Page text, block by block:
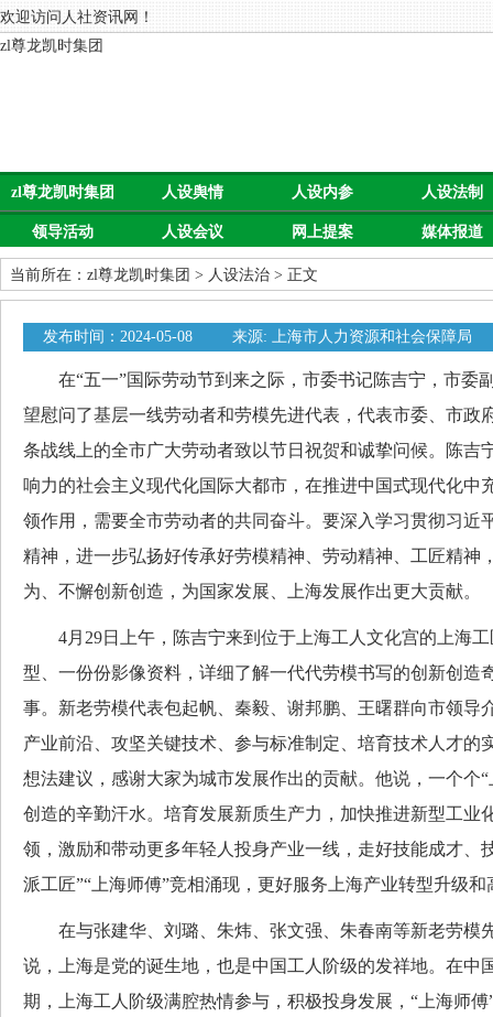
欢迎访问人社资讯网！
zl尊龙凯时集团
zl尊龙凯时集团 人设舆情 人设内参 人设法制
领导活动 人设会议 网上提案 媒体报道
当前所在： zl尊龙凯时集团 > 人设法治 > 正文
发布时间：2024-05-08 来源: 上海市人力资源和社会保障局
在“五一”国际劳动节到来之际，市委书记陈吉宁，市委
望慰问了基层一线劳动者和劳模先进代表，代表市委、市政
条战线上的全市广大劳动者致以节日祝贺和诚挚问候。陈吉
响力的社会主义现代化国际大都市，在推进中国式现代化中
领作用，需要全市劳动者的共同奋斗。要深入学习贯彻习近
精神，进一步弘扬好传承好劳模精神、劳动精神、工匠精神
为、不懈创新创造，为国家发展、上海发展作出更大贡献。
4月29日上午，陈吉宁来到位于上海工人文化宫的上海工
型、一份份影像资料，详细了解一代代劳模书写的创新创造
事。新老劳模代表包起帆、秦毅、谢邦鹏、王曙群向市领导
产业前沿、攻坚关键技术、参与标准制定、培育技术人才的
想法建议，感谢大家为城市发展作出的贡献。他说，一个个
创造的辛勤汗水。培育发展新质生产力，加快推进新型工业
领，激励和带动更多年轻人投身产业一线，走好技能成才、
派工匠”“上海师傅”竞相涌现，更好服务上海产业转型升级和
在与张建华、刘璐、朱炜、张文强、朱春南等新老劳模
说，上海是党的诞生地，也是中国工人阶级的发祥地。在中
期，上海工人阶级满腔热情参与，积极投身发展，“上海师